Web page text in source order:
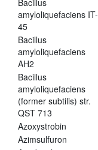
Bacillus
amyloliquefaciens IT-
45
Bacillus
amyloliquefaciens
AH2
Bacillus
amyloliquefaciens
(former subtilis) str.
QST 713
Azoxystrobin
Azimsulfuron